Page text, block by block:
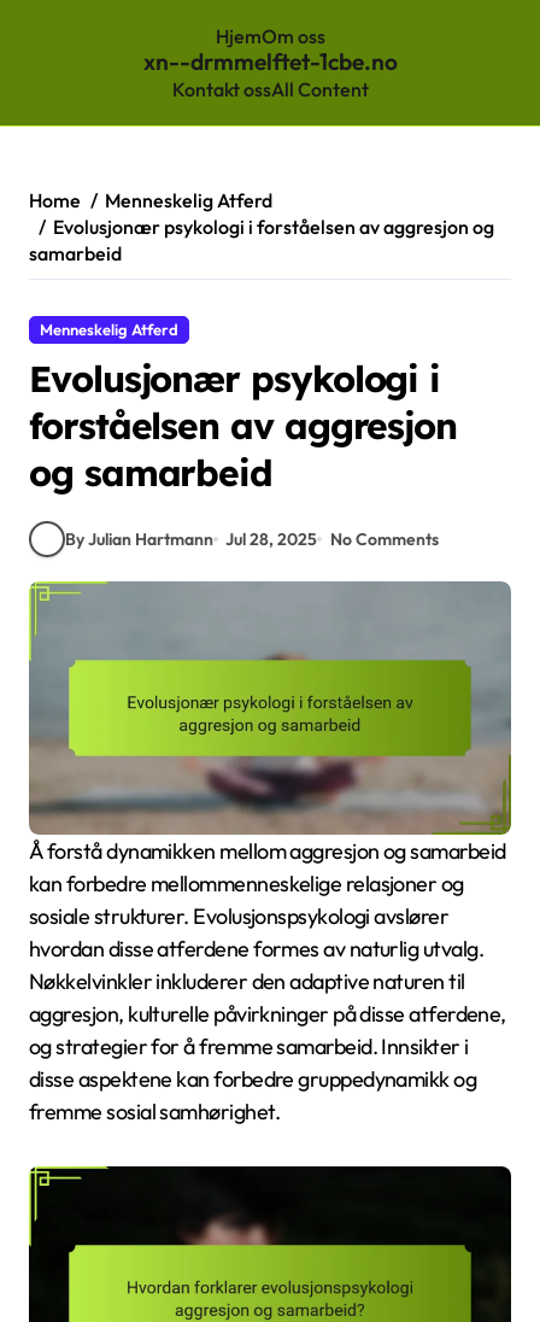
HjemOm oss
xn--drmmelftet-1cbe.no
Kontakt ossAll Content
content
Home
Menneskelig Atferd
Evolusjonær psykologi i forståelsen av aggresjon og
samarbeid
Menneskelig Atferd
Evolusjonær psykologi i
forståelsen av aggresjon
og samarbeid
By Julian Hartmann Jul 28, 2025 No Comments
Å forstå dynamikken mellom aggresjon og samarbeid
kan forbedre mellommenneskelige relasjoner og
sosiale strukturer. Evolusjonspsykologi avslører
hvordan disse atferdene formes av naturlig utvalg.
Nøkkelvinkler inkluderer den adaptive naturen til
aggresjon, kulturelle påvirkninger på disse atferdene,
og strategier for å fremme samarbeid. Innsikter i
disse aspektene kan forbedre gruppedynamikk og
fremme sosial samhørighet.